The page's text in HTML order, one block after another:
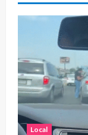
Local